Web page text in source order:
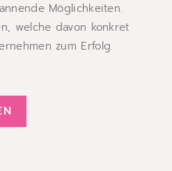
Möglichkeiten.
welche davon konkret
zum Erfolg